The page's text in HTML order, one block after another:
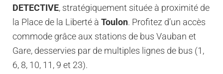
DETECTIVE, stratégiquement située à proximité de
la Place de la Liberté à Toulon. Profitez d’un accès
commode grâce aux stations de bus Vauban et
Gare, desservies par de multiples lignes de bus (1,
6, 8, 10, 11, 9 et 23).